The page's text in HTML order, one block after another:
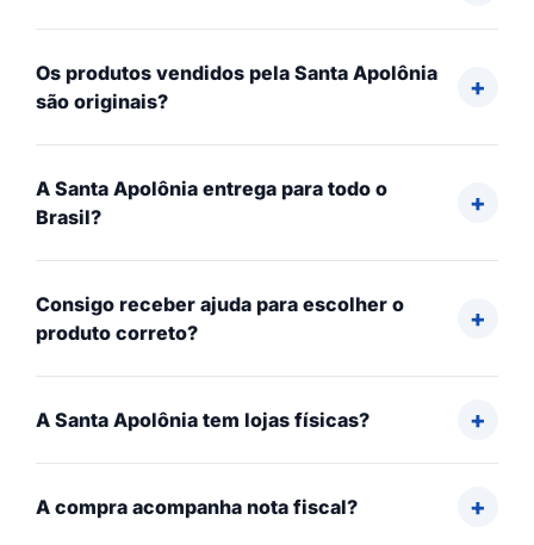
Os produtos vendidos pela Santa Apolônia
são originais?
A Santa Apolônia entrega para todo o
Brasil?
Consigo receber ajuda para escolher o
produto correto?
A Santa Apolônia tem lojas físicas?
A compra acompanha nota fiscal?